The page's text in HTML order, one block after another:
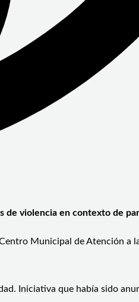
de violencia en contexto de
Municipal de Atención a la
Iniciativa que había sido